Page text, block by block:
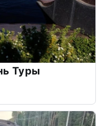
Туры